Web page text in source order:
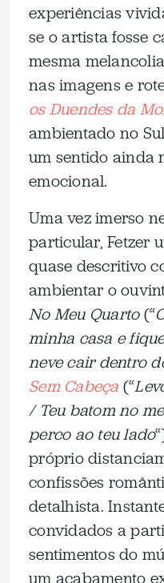
experiências
se o artista fosse
mesma
nas imagens e
os Duendes da
ambientado no
um sentido ainda
emocional.
Uma vez imerso
particular, Fetzer
quase descritivo
ambientar o
No Meu Quarto(“
minha casa e
neve cair dentro
Sem Cabeça (“
/ Teu batom no
perco ao teu lado
próprio
confissões
detalhista.
convidados a
sentimentos do
um acabamento